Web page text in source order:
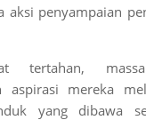
aksi penyampaian
tertahan,
aspirasi mereka
yang dibawa